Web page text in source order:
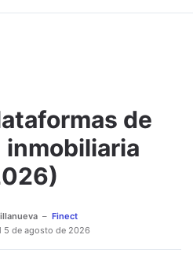
Adjuntar imagen Comentar
de
Finect
5 de agosto de 2026